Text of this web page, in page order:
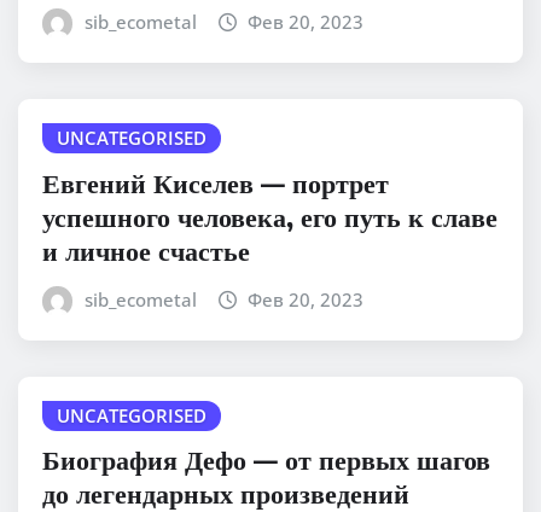
sib_ecometal Фев 20, 2023
UNCATEGORISED
Евгений Киселев — портрет
успешного человека, его путь к славе
и личное счастье
sib_ecometal Фев 20, 2023
UNCATEGORISED
Биография Дефо — от первых шагов
до легендарных произведений